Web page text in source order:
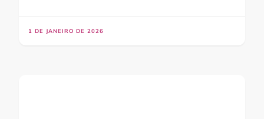
1 DE JANEIRO DE 2026